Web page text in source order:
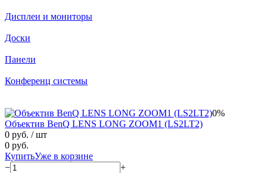
Дисплеи и мониторы
Доски
Панели
Конференц системы
0%
Объектив BenQ LENS LONG ZOOM1 (LS2LT2)
0 руб. / шт
0 руб.
КупитьУже в корзине
−
+